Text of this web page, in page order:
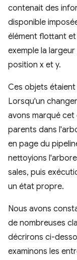
contenait des
disponible
élément flottant
exemple la
position x et y.
Ces objets
Lorsqu'un
avons marqué cet
parents dans
en page du
nettoyions
sales, puis
un état propre.
Nous avons
de nombreuses
décrirons ci-
examinons les